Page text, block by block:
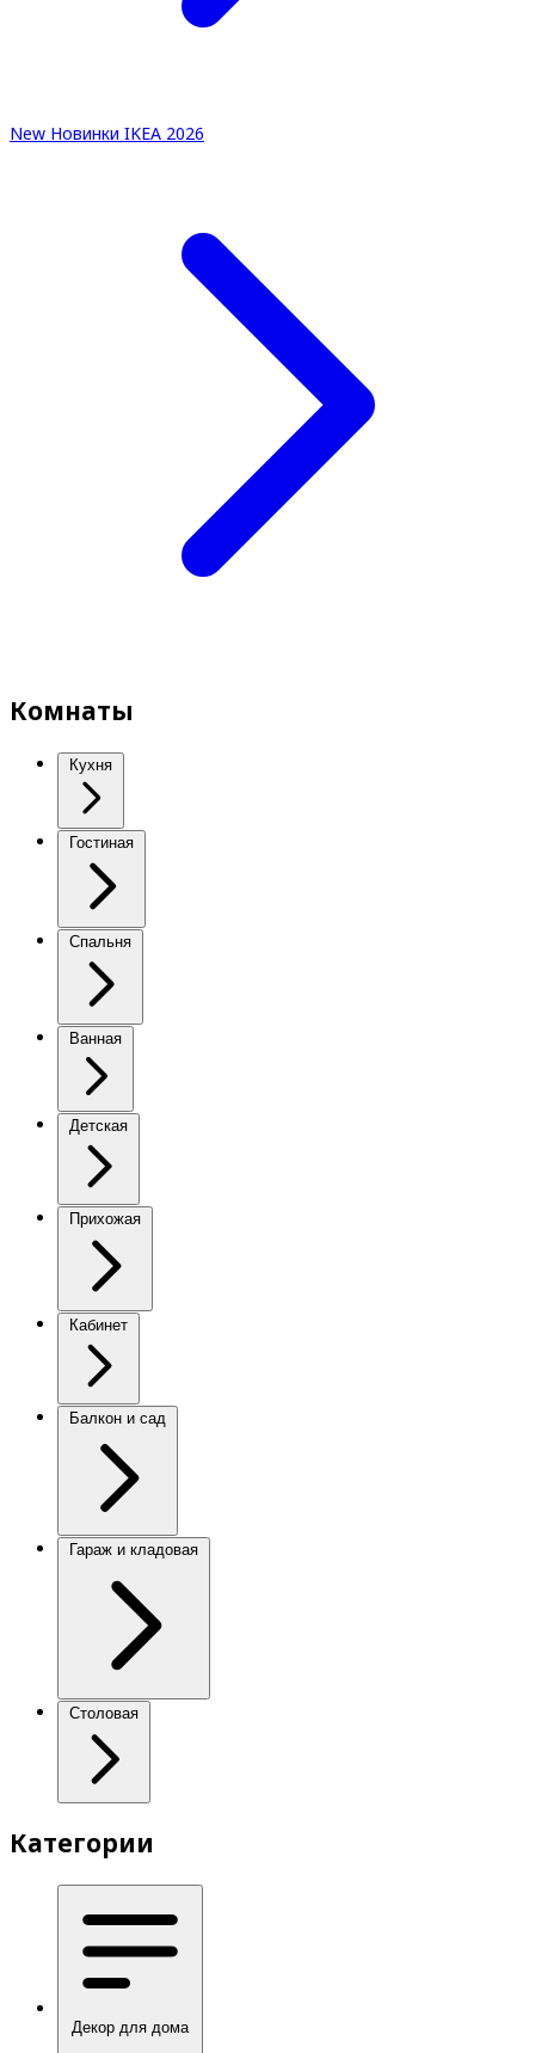
New Новинки IKEA 2026
Комнаты
Кухня
Гостиная
Спальня
Ванная
Детская
Прихожая
Кабинет
Балкон и сад
Гараж и кладовая
Столовая
Категории
Декор для дома